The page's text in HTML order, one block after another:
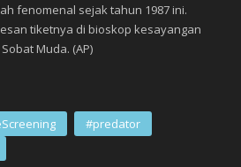
fenomenal sejak tahun 1987 ini.
tiketnya di bioskop kesayangan
Muda. (AP)
#predator